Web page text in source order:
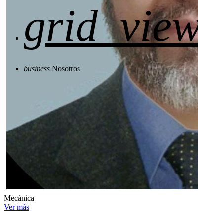
business Nosotros
Mecánica
Ver más